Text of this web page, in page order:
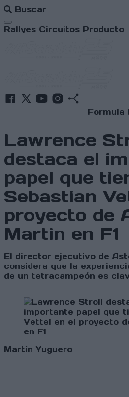
Buscar
Abrir menú
Rallyes Circuitos Producto
Formula
Lawrence
destaca el
papel que
Sebastian
proyecto de
Martin en F1
El director ejecutivo de
considera que la
de un tetracampeón es
Martín Yuguero